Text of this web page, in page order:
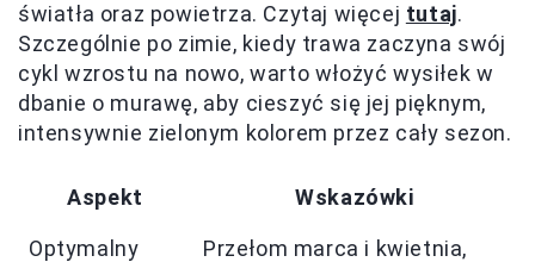
światła oraz powietrza. Czytaj więcej tutaj.
Szczególnie po zimie, kiedy trawa zaczyna swój
cykl wzrostu na nowo, warto włożyć wysiłek w
dbanie o murawę, aby cieszyć się jej pięknym,
intensywnie zielonym kolorem przez cały sezon.
Aspekt Wskazówki
Optymalny
Przełom marca i kwietnia,